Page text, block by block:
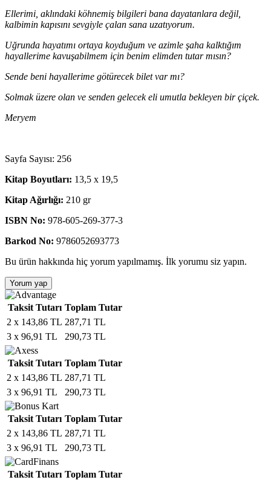
Ellerimi, aklındaki köhnemiş bilgileri bana dayatanlara değil,
kalbimin kapısını sevgiyle çalan sana uzatıyorum.
Uğrunda hayatımı ortaya koyduğum ve azimle şaha kalktığım
hayallerime kavuşabilmem için benim elimden tutar mısın?
Sende beni hayallerime götürecek bilet var mı?
Solmak üzere olan ve senden gelecek eli umutla bekleyen bir çiçek.
Meryem
Sayfa Sayısı: 256
Kitap Boyutları: 13,5 x 19,5
Kitap Ağırlığı: 210 gr
ISBN No: 978-605-269-377-3
Barkod No: 9786052693773
Bu ürün hakkında hiç yorum yapılmamış. İlk yorumu siz yapın.
Yorum yap
Taksit Tutarı Toplam Tutar
2 x 143,86 TL 287,71 TL
3 x 96,91 TL
290,73 TL
Taksit Tutarı Toplam Tutar
2 x 143,86 TL 287,71 TL
3 x 96,91 TL
290,73 TL
Taksit Tutarı Toplam Tutar
2 x 143,86 TL 287,71 TL
3 x 96,91 TL
290,73 TL
Taksit Tutarı Toplam Tutar